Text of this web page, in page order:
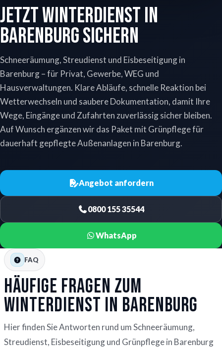
Jetzt Winterdienst in
Barenburg sichern
Schneeräumung, Streudienst und Eisbeseitigung in
Barenburg – für Privat, Gewerbe, WEG und
Hausverwaltungen. Klare Abläufe, schnelle Reaktion bei
Wetterwechseln und saubere Dokumentation, damit Ihre
Wege, Eingänge und Zufahrten zuverlässig sicher bleiben.
Auf Wunsch ergänzen wir das Paket mit Grünpflege für
dauerhaft gepflegte Außenanlagen in Barenburg.
Angebot anfordern
0800 155 35544
WhatsApp
FAQ
Häufige Fragen zum
Winterdienst in Barenburg
Hier finden Sie Antworten rund um Schneeräumung,
Streudienst, Eisbeseitigung und Grünpflege in Barenburg